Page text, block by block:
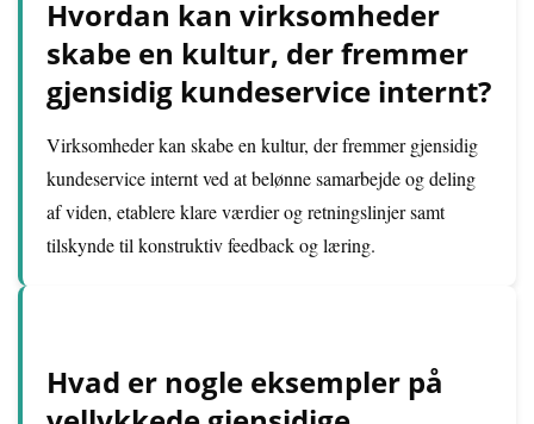
Hvordan kan virksomheder
skabe en kultur, der fremmer
gjensidig kundeservice internt?
Virksomheder kan skabe en kultur, der fremmer gjensidig
kundeservice internt ved at belønne samarbejde og deling
af viden, etablere klare værdier og retningslinjer samt
tilskynde til konstruktiv feedback og læring.
Hvad er nogle eksempler på